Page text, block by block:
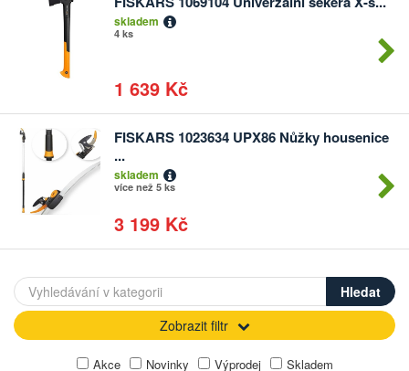
skladem
4 ks
1 639 Kč
FISKARS 1023634 UPX86 Nůžky housenice
...
skladem
více než 5 ks
3 199 Kč
Zobrazit filtr
Akce Novinky Výprodej Skladem